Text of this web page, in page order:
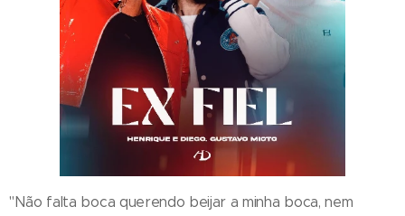
"Não falta boca querendo beijar a minha boca, nem